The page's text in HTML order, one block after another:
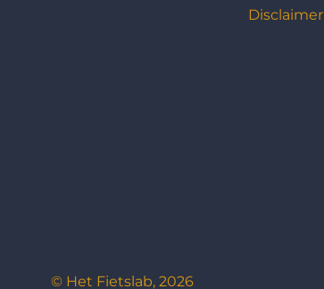
© Het Fietslab, 2026
Disclaimer